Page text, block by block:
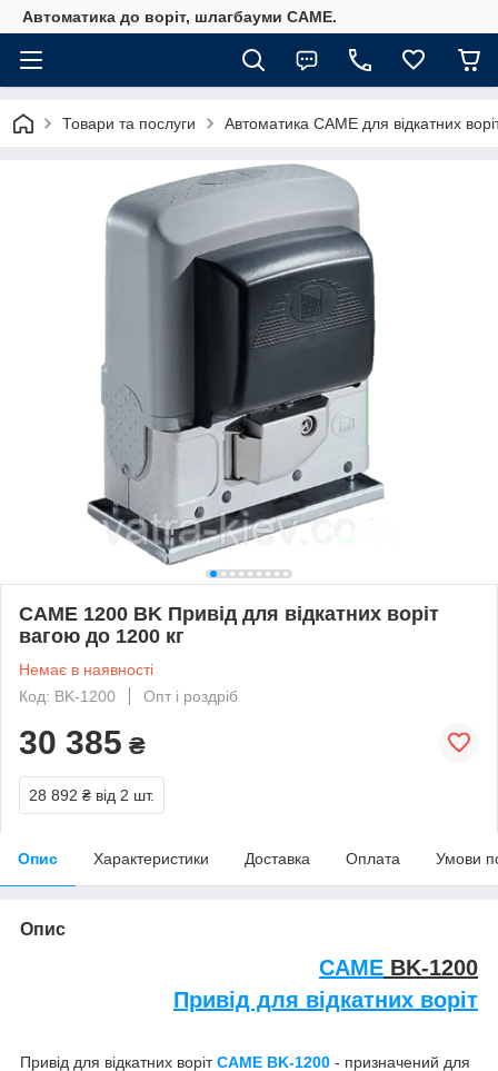
Автоматика до воріт, шлагбауми CAME.
Товари та послуги Автоматика САМЕ для відкатних
CAME 1200 BK Привід для відкатних воріт
вагою до 1200 кг
Немає в наявності
Код: BK-1200
Опт і роздріб
30 385 ₴
28 892 ₴ від 2 шт.
Опис Характеристики Доставка Оплата Умови
Опис
CAME BK-1200
Привід для відкатних воріт
Привід для відкатних ворітCAME BK-1200 - призначений для